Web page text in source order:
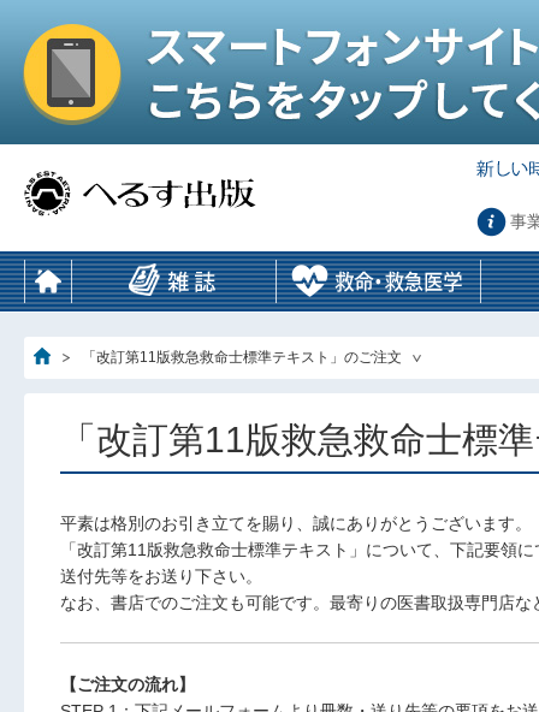
事
「改訂第11版救急救命士標準テキスト」のご注文
「改訂第11版救急救命士標
平素は格別のお引き立てを賜り、誠にありがとうございます。
「改訂第11版救急救命士標準テキスト」について、下記要領に
送付先等をお送り下さい。
なお、書店でのご注文も可能です。最寄りの医書取扱専門店な
【ご注文の流れ】